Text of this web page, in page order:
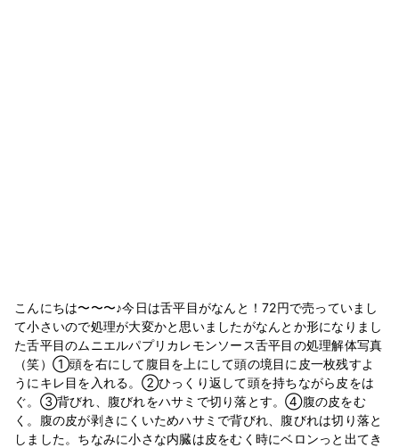
こんにちは〜〜〜♪今日は舌平目がなんと！72円で売っていまし
て小さいので処理が大変かと思いましたがなんとか形になりまし
た舌平目のムニエルパプリカレモンソース舌平目の処理解体写真
（笑）①頭を右にして腹目を上にして頭の境目に皮一枚残すよ
うにキレ目を入れる。②ひっくり返して頭を持ちながら皮をは
ぐ。③背びれ、腹びれをハサミで切り落とす。④腹の皮をむ
く。腹の皮が剥きにくいためハサミで背びれ、腹びれは切り落と
しました。ちなみに小さな内臓は皮をむく時にベロンっと出てき